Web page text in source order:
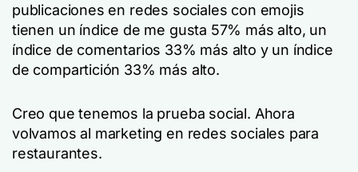
publicaciones en redes sociales con emojis
tienen un índice de me gusta 57% más alto, un
índice de comentarios 33% más alto y un índice
de compartición 33% más alto.
Creo que tenemos la prueba social. Ahora
volvamos al marketing en redes sociales para
restaurantes.